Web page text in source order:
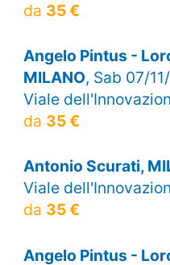
da 35 €
Angelo Pintus -
MILANO, Sab 07/
Viale
da 35 €
Antonio Scurati,
Viale
da 35 €
Angelo Pintus -